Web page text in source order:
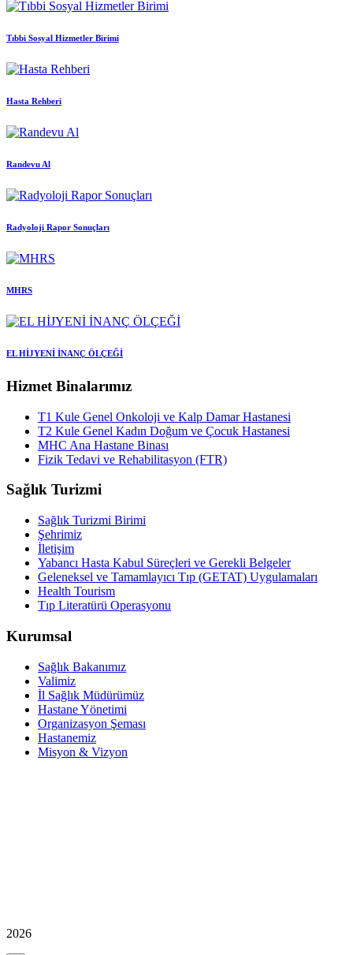
Tıbbi Sosyal Hizmetler Birimi
Hasta Rehberi
Randevu Al
Radyoloji Rapor Sonuçları
MHRS
EL HİJYENİ İNANÇ ÖLÇEĞİ
Hizmet Binalarımız
T1 Kule Genel Onkoloji ve Kalp Damar Hastanesi
T2 Kule Genel Kadın Doğum ve Çocuk Hastanesi
MHC Ana Hastane Binası
Fizik Tedavi ve Rehabilitasyon (FTR)
Sağlık Turizmi
Sağlık Turizmi Birimi
Şehrimiz
İletişim
Yabancı Hasta Kabul Süreçleri ve Gerekli Belgeler
Geleneksel ve Tamamlayıcı Tıp (GETAT) Uygulamaları
Health Tourism
Tıp Literatürü Operasyonu
Kurumsal
Sağlık Bakanımız
Valimiz
İl Sağlık Müdürümüz
Hastane Yönetimi
Organizasyon Şeması
Hastanemiz
Misyon & Vizyon
2026